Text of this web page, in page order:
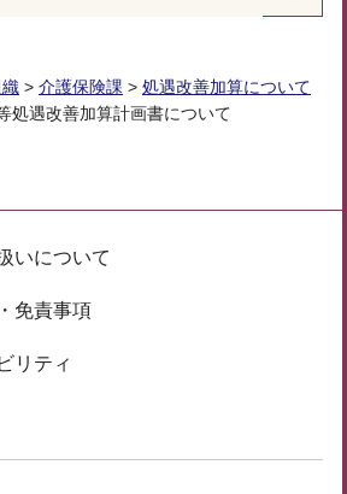
> 介護保険課 > 処遇改善加算について
処遇改善加算計画書について
いについて
免責事項
リティ